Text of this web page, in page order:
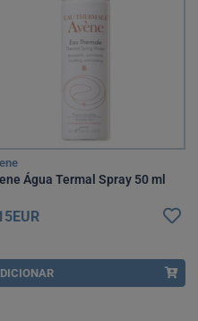
Água Termal Spray 50 ml